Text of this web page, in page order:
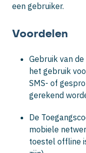
een gebruiker.
Voordelen
Gebruik van
het gebruik
SMS- of
gerekend
De
mobiele
toestel offline